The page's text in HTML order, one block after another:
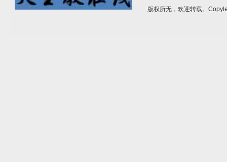
版权所无，欢迎转载。